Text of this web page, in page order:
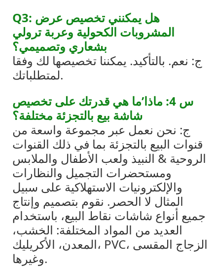
Q3: هل يمكنني تخصيص عرض
المشروبات الكحولية وعربة ترولي
ج: نعم. بالتأكيد. يمكننا تخصيصها لك وفقا
لمتطلباتك.
س 4: ماذا’ما هي قدرتك على تخصيص
شاشة بيع بالتجزئة مختلفة؟
ج: نحن نعمل عبر مجموعة واسعة من
قنوات البيع بالتجزئة بما في ذلك القنوات
الروحية & النبيذ ولعب الأطفال والملابس
ومستحضرات التجميل والنظارات
والإلكترونيات الاستهلاكية على سبيل
المثال لا الحصر. نقوم بتصميم وإنتاج
جميع أنواع شاشات نقاط البيع، باستخدام
العديد من المواد المختلفة: الخشب،
المعدن، الأكريليك، PVC، الزجاج المقسى
وغيرها.